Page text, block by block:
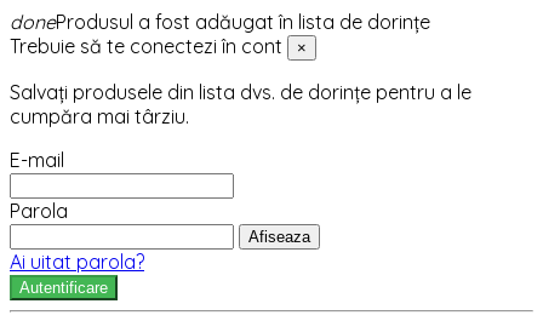
doneProdusul a fost adăugat în lista de dorințe
Trebuie să te conectezi în cont
×
Salvați produsele din lista dvs. de dorințe pentru a le
cumpăra mai târziu.
E-mail
Parola
Afiseaza
Ai uitat parola?
Autentificare